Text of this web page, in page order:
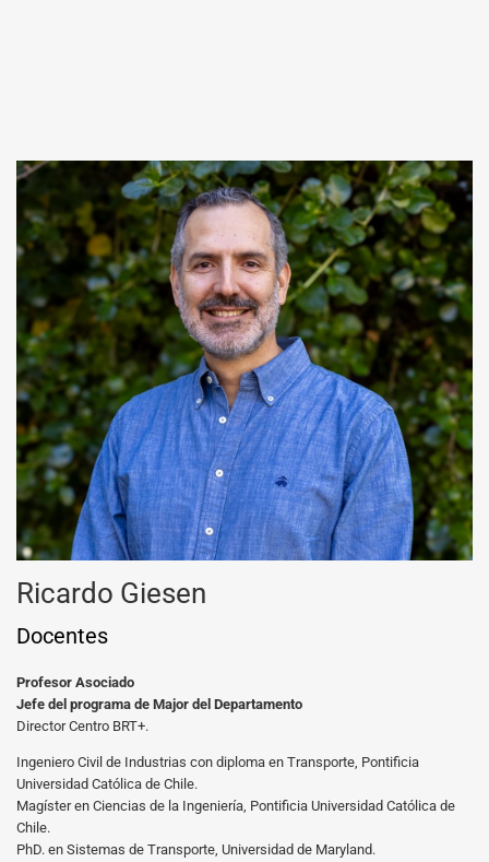
Ricardo Giesen
Docentes
Profesor Asociado
Jefe del programa de Major del Departamento
Director Centro BRT+.
Ingeniero Civil de Industrias con diploma en Transporte, Pontificia
Universidad Católica de Chile.
Magíster en Ciencias de la Ingeniería, Pontificia Universidad Católica de
Chile.
PhD. en Sistemas de Transporte, Universidad de Maryland.